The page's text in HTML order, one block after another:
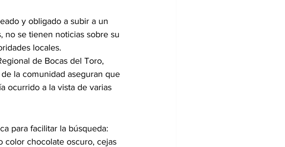
y obligado a subir a un
no se tienen noticias sobre su
locales.
de Bocas del Toro,
la comunidad aseguran que
ocurrido a la vista de varias
para facilitar la búsqueda:
color chocolate oscuro, cejas